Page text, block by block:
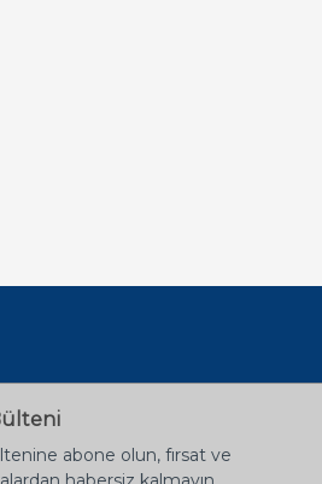
abone olun, fırsat ve